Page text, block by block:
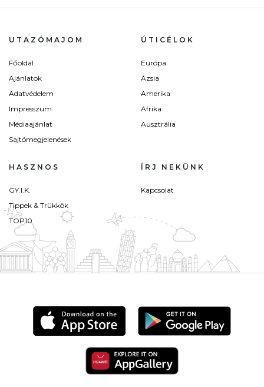
UTAZÓMAJOM
Főoldal
Ajánlatok
Adatvédelem
Impresszum
Médiaajánlat
Sajtómegjelenések
ÚTICÉLOK
Európa
Ázsia
Amerika
Afrika
Ausztrália
HASZNOS
GY.I.K.
Tippek & Trükkök
TOP10
ÍRJ NEKÜNK
Kapcsolat